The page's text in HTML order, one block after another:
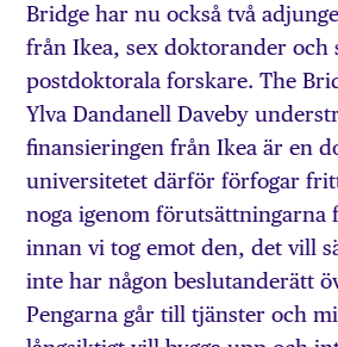
Bridge har nu också två
från Ikea, sex doktorander och
postdoktorala forskare. The
Ylva Dandanell Daveby
finansieringen från Ikea är en
universitetet därför förfogar
noga igenom förutsättningarna
innan vi tog emot den, det vill
inte har någon beslutanderätt
Pengarna går till tjänster och